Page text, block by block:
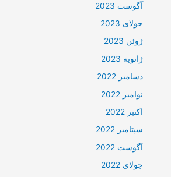
آگوست 2023
جولای 2023
ژوئن 2023
ژانویه 2023
دسامبر 2022
نوامبر 2022
اکتبر 2022
سپتامبر 2022
آگوست 2022
جولای 2022